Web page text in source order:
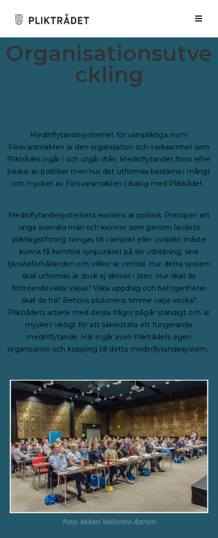
Organisationsutve
ckling
Medinflytandesystemet för värnpliktiga inom
Försvarsmakten är den organisation och verksamhet som
Pliktrådet ingår i och utgår ifrån. Medinflytandet finns efter
beslut av politiker men hur det utformas bestäms i mångt
och mycket av Försvarsmakten i dialog med Pliktrådet.
Medinflytandesystemets existens är politisk. Principen att
unga svenska män och kvinnor som genom landets
pliktlagstiftning tvingas till värnplikt eller civilplikt måste
kunna få framföra synpunkter på sin utbildning, sina
tjänsteförhållanden och villkor är central. Hur detta system
skall utformas är dock ej skrivet i sten. Hur skall de
förtroendevalda väljas? Vilka uppdrag och befogenheter
skall de ha? Behövs plutonens timme varje vecka?
Pliktrådets arbete med dessa frågor pågår ständigt och är
mycket viktigt för att säkerställa ett fungerande
medinflytande. Här ingår även Pliktrådets egen
organisation och koppling till detta medinflytandesystem.
Foto: Mikael Wallentin Åström